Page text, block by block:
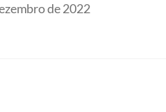
de 2022